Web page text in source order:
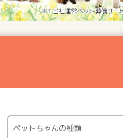
※1 当社運営ペット葬儀サー